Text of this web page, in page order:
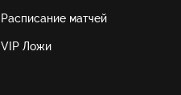
Расписание матчей
VIP Ложи